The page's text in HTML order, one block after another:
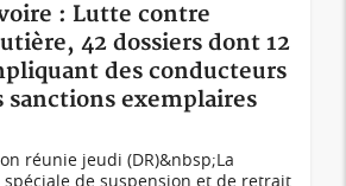
: Lutte contre
42 dossiers dont 12
des conducteurs
sanctions exemplaires
réunie jeudi (DR)&nbsp;La
spéciale de suspension et de retrait